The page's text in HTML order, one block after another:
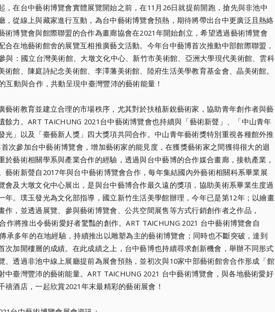
，在台中藝術博覽會實體展覽開始之前，在11月26日就提前開跑，搶先與非池中
，從線上與藏家進行互動， 為台中藝術博覽會預熱， 期待將帶出台中更廣泛且熱絡
術博覽會與館際聯盟的合作為畫廊協會在2021年開始創立，希望透過藝術博覽會
合在地藝術館舍的展覽互相推廣藝文活動。 今年台中藝博首次推動中部館際聯盟，
與： 國立台灣美術館、大墩文化中心、新竹市美術館、 亞洲大學現代美術館、雲科
術館、陳庭詩紀念美術館、李澤藩美術館、陸府生活美學教育基金會、晶美術館。
互動與合作，共動呈現中臺灣豐沛的藝術能量！
藝術教育並建立合理的市場秩序， 尤其對於扶植新銳藝術家，協助青年創作者與藝
餘力。ART TAICHUNG 2021台中藝術博覽會也持續與「藝術新聲」、「中山青年
光」以及「臺藝新人獎」 四大獎項共同合作。中山青年藝術獎特別重視各種館外推
次參加台中藝術博覽會，增加藝術家的能見度，在獲獎藝術家之間獲得很大的迴
於藝術相關學系與產業合作的經驗， 透過與台中藝博的合作媒合畫廊，接軌產業，
藝術新聲自2017年與台中藝術博覽會合作，每年集結國內外藝術相關科系畢業展
會及大墩文化中心展出，是與台中藝博合作最久遠的獎項， 協助美術系畢業生度過
。 璞玉發光為文化部指導，國立新竹生活美學館辦理，今年已是第12年；以繪畫
作，並透過展覽、 參與藝術博覽會、公共空間展售等方式行銷創作者之作品，
作將推出令藝術愛好者驚豔的創作。ART TAICHUNG 2021 台中藝術博覽會自
承多年的在地經驗，持續推出以雕塑為主的藝術博覽會；同時也不斷突破，達到
次加開樓層的成績。在此成績之上， 台中藝博也持續尋求創新機會，舉辦不同形式
、透過非池中線上展廳提前為展會預熱， 並初次與10家中部藝術館舍合作形成「館
中臺灣豐沛的藝術能量。ART TAICHUNG 2021 台中藝術博覽會，與各地藝術愛好
禧酒店，一起欣賞2021年末最精彩的藝術展會！